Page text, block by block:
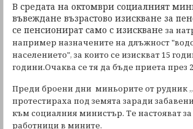
В средата на октомври социалният
въвеждане възрастово изискване за
се пенсионират само с изискване за
например назначените на длъжност
населението", за които се изискват 15
години.Очаква се тя да бъде приета през
Преди броени дни миньорите от рудник
протестираха под земята заради
към социалния министър. Те настояват
работници в мините.